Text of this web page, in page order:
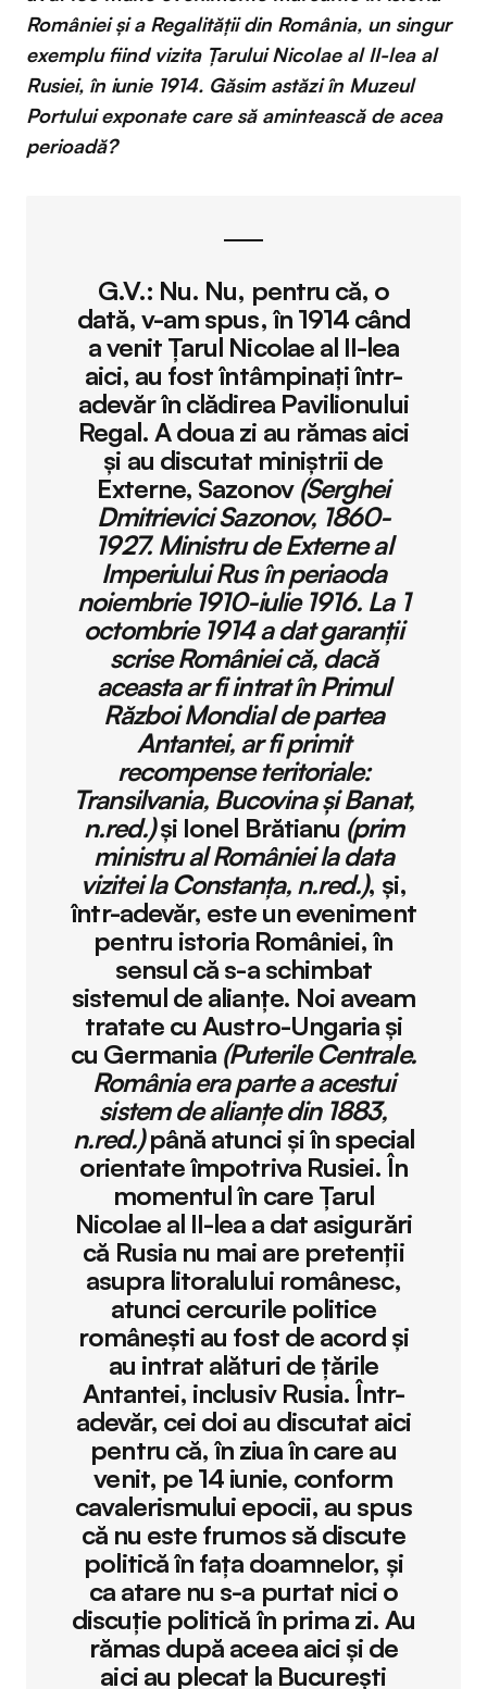
României și a Regalității din România, un singur
exemplu fiind vizita Țarului Nicolae al II-lea al
Rusiei, în iunie 1914. Găsim astăzi în Muzeul
Portului exponate care să amintească de acea
perioadă?
G.V.: Nu. Nu, pentru că, o
dată, v-am spus, în 1914 când
a venit Țarul Nicolae al II-lea
aici, au fost întâmpinați într-
adevăr în clădirea Pavilionului
Regal. A doua zi au rămas aici
și au discutat miniștrii de
Externe, Sazonov (Serghei
Dmitrievici Sazonov, 1860-
1927. Ministru de Externe al
Imperiului Rus în periaoda
noiembrie 1910-iulie 1916. La 1
octombrie 1914 a dat garanţii
scrise României că, dacă
aceasta ar fi intrat în Primul
Război Mondial de partea
Antantei, ar fi primit
recompense teritoriale:
Transilvania, Bucovina şi Banat,
n.red.)și Ionel Brătianu (prim
ministru al României la data
vizitei la Constanţa, n.red.), și,
într-adevăr, este un eveniment
pentru istoria României, în
sensul că s-a schimbat
sistemul de alianțe. Noi aveam
tratate cu Austro-Ungaria și
cu Germania (Puterile Centrale.
România era parte a acestui
sistem de alianţe din 1883,
n.red.)până atunci și în special
orientate împotriva Rusiei. În
momentul în care Țarul
Nicolae al II-lea a dat asigurări
că Rusia nu mai are pretenții
asupra litoralului românesc,
atunci cercurile politice
românești au fost de acord și
au intrat alături de țările
Antantei, inclusiv Rusia. Într-
adevăr, cei doi au discutat aici
pentru că, în ziua în care au
venit, pe 14 iunie, conform
cavalerismului epocii, au spus
că nu este frumos să discute
politică în fața doamnelor, și
ca atare nu s-a purtat nici o
discuție politică în prima zi. Au
rămas după aceea aici și de
aici au plecat la București